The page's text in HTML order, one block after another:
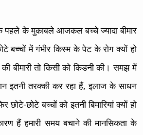
पहले के मुकाबले आजकल बच्चे ज्यादा बीमार
बच्चों में गंभीर किस्म के पेट के रोग क्यों हो
बीमारी तो किसी को किडनी की। समझ में
इतनी तरक्की कर रहा हैं, इलाज के साधन
छोटे बच्चों को इतनी बिमारियां क्यों हो
हैं हमारी समय बचाने की मानसिकता के